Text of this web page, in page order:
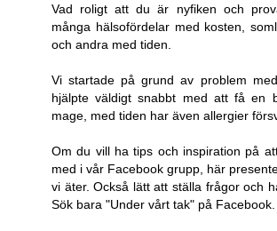
Vad roligt att du är nyfiken och
många hälsofördelar med kosten,
och andra med tiden.
Vi startade på grund av problem
hjälpte väldigt snabbt med att få en
mage, med tiden har även allergier
Om du vill ha tips och inspiration på
med i vår Facebook grupp, här
vi äter. Också lätt att ställa frågor och
Sök bara "Under vårt tak" på Facebook.